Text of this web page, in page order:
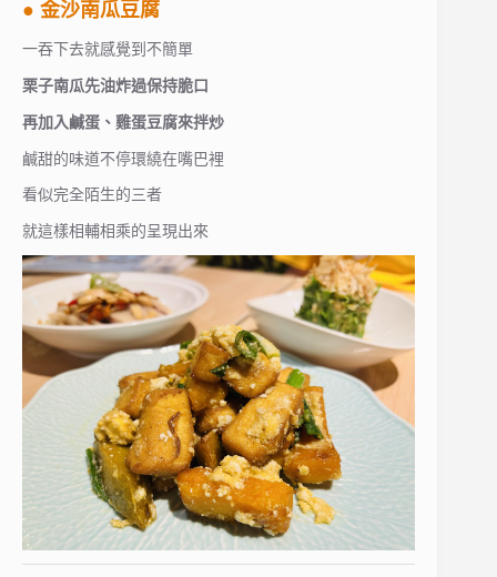
● 金沙南瓜豆腐
一吞下去就感覺到不簡單
栗子南瓜先油炸過保持脆口
再加入鹹蛋、雞蛋豆腐來拌炒
鹹甜的味道不停環繞在嘴巴裡
看似完全陌生的三者
就這樣相輔相乘的呈現出來